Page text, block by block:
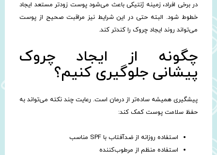
در برخی افراد، زمینه ژنتیکی باعث می‌شود پوست زودتر مستعد ایجاد
خطوط شود. البته حتی در این شرایط نیز مراقبت صحیح از پوست
می‌تواند روند ایجاد چروک را کندتر کند.
چگونه از ایجاد چروک
پیشانی جلوگیری کنیم؟
پیشگیری همیشه ساده‌تر از درمان است. رعایت چند نکته می‌تواند به
حفظ سلامت پوست کمک کند:
استفاده روزانه از ضدآفتاب با SPF مناسب
استفاده منظم از مرطوب‌کننده